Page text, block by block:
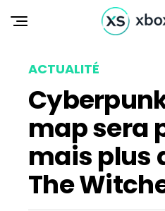
ACTUALITÉ
map sera
mais plus
The